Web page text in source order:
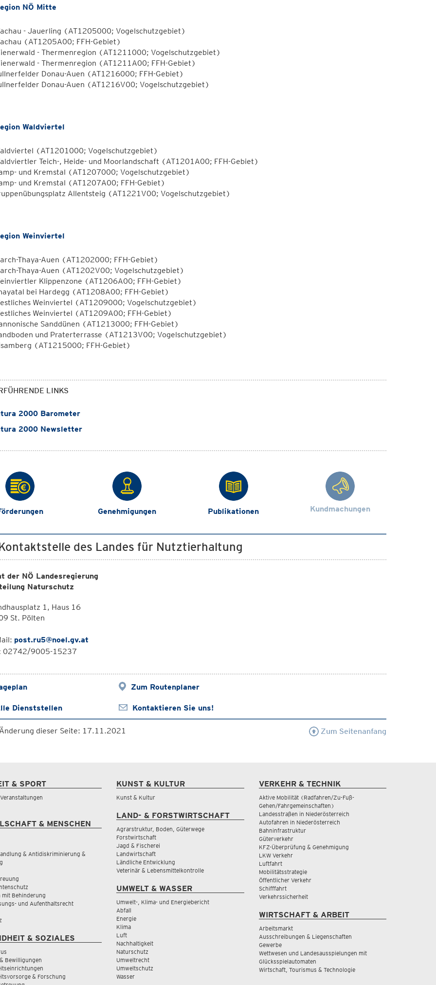
NÖ Mitte
- Jauerling (AT1205000; Vogelschutzgebiet)
(AT1205A00; FFH-Gebiet)
- Thermenregion (AT1211000; Vogelschutzgebiet)
- Thermenregion (AT1211A00; FFH-Gebiet)
Donau-Auen (AT1216000; FFH-Gebiet)
Donau-Auen (AT1216V00; Vogelschutzgebiet)
Waldviertel
(AT1201000; Vogelschutzgebiet)
Teich-, Heide- und Moorlandschaft (AT1201A00; FFH-Gebiet)
und Kremstal (AT1207000; Vogelschutzgebiet)
und Kremstal (AT1207A00; FFH-Gebiet)
Allentsteig (AT1221V00; Vogelschutzgebiet)
Weinviertel
Thaya-Auen (AT1202000; FFH-Gebiet)
Thaya-Auen (AT1202V00; Vogelschutzgebiet)
Klippenzone (AT1206A00; FFH-Gebiet)
bei Hardegg (AT1208A00; FFH-Gebiet)
Weinviertel (AT1209000; Vogelschutzgebiet)
Weinviertel (AT1209A00; FFH-Gebiet)
Sanddünen (AT1213000; FFH-Gebiet)
und Praterterrasse (AT1213V00; Vogelschutzgebiet)
(AT1215000; FFH-Gebiet)
LINKS
2000 Barometer
2000 Newsletter
Genehmigungen Publikationen Kundmachungen
des Landes für Nutztierhaltung
der NÖ Landesregierung
Naturschutz
1, Haus 16
St. Pölten
post.ru5@noel.gv.at
02742/9005-15237
Zum Routenplaner
Dienststellen Kontaktieren Sie uns!
dieser Seite: 17.11.2021 Zum Seitenanfang
& SPORT
& MENSCHEN
& Antidiskriminierung &
mit Behinderung
und Aufenthaltsrecht
& SOZIALES
Bewilligungen
& Forschung
KUNST & KULTUR
Kunst & Kultur
LAND- & FORSTWIRTSCHAFT
Agrarstruktur, Boden, Güterwege
Forstwirtschaft
Jagd & Fischerei
Landwirtschaft
Ländliche Entwicklung
Veterinär & Lebensmittelkontrolle
UMWELT & WASSER
Umwelt-, Klima- und Energiebericht
Abfall
Energie
Klima
Luft
Nachhaltigkeit
Naturschutz
Umweltrecht
Umweltschutz
Wasser
VERKEHR & TECHNIK
Aktive Mobilität (Radfahren/Zu-Fuß-
Gehen/Fahrgemeinschaften)
Landesstraßen in Niederösterreich
Autofahren in Niederösterreich
Bahninfrastruktur
Güterverkehr
KFZ-Überprüfung & Genehmigung
LKW Verkehr
Luftfahrt
Mobilitätsstrategie
Öffentlicher Verkehr
Schifffahrt
Verkehrssicherheit
WIRTSCHAFT & ARBEIT
Arbeitsmarkt
Ausschreibungen & Liegenschaften
Gewerbe
Wettwesen und Landesausspielungen mit
Glücksspielautomaten
Wirtschaft, Tourismus & Technologie